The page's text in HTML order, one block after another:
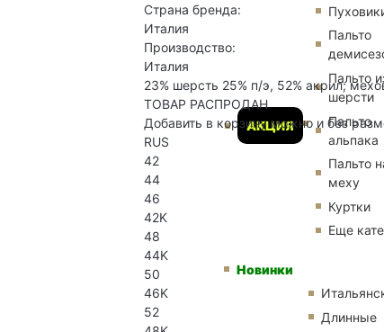
АКЦИЯ
Пальто
Пальто
шерсти
Пальто
альпака
Пальто
меху
Куртки
Еще
Новинки
Длинные
Страна бренда:
Италия
Производство:
Италия
23% шерсть 25% п/э, 52% акрил;
ТОВАР РАСПРОДАН
Добавить в корзину можно и без
RUS
42
44
46
42K
48
44K
50
46K
52